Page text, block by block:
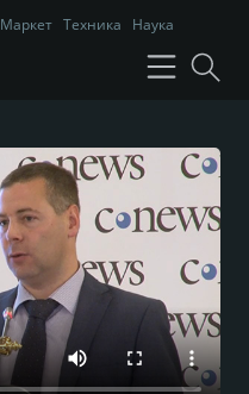
Маркет Техника Наука